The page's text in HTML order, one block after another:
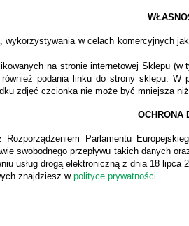
wykorzystywania w celach komercyjnych
na stronie internetowej Sklepu
podania linku do strony sklepu.
zdjęć czcionka nie może być mniejsza
OCHRONA
Rozporządzeniem Parlamentu
swobodnego przepływu takich danych
usług drogą elektroniczną z dnia 18 lipca
znajdziesz w polityce prywatności.